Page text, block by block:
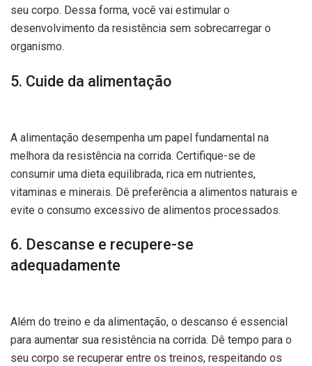
seu corpo. Dessa forma, você vai estimular o
desenvolvimento da resistência sem sobrecarregar o
organismo.
5. Cuide da alimentação
A alimentação desempenha um papel fundamental na
melhora da resistência na corrida. Certifique-se de
consumir uma dieta equilibrada, rica em nutrientes,
vitaminas e minerais. Dê preferência a alimentos naturais e
evite o consumo excessivo de alimentos processados.
6. Descanse e recupere-se
adequadamente
Além do treino e da alimentação, o descanso é essencial
para aumentar sua resistência na corrida. Dê tempo para o
seu corpo se recuperar entre os treinos, respeitando os